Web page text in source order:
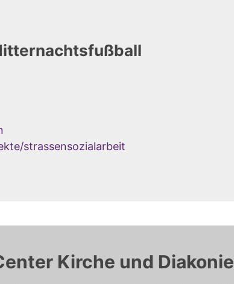
strassensozialarbeit
Kirche und Diakonie